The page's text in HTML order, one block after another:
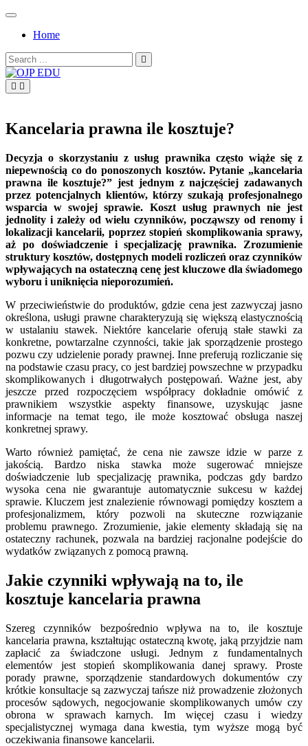
Skip
contentHome
Search
for:
Kancelaria prawna ile kosztuje?
Decyzja o skorzystaniu z usług prawnika często wiąże się z
niepewnością co do ponoszonych kosztów. Pytanie „kancelaria
prawna ile kosztuje?” jest jednym z najczęściej zadawanych
przez potencjalnych klientów, którzy szukają profesjonalnego
wsparcia w swojej sprawie. Koszt usług prawnych nie jest
jednolity i zależy od wielu czynników, począwszy od renomy i
lokalizacji kancelarii, poprzez stopień skomplikowania sprawy,
aż po doświadczenie i specjalizację prawnika. Zrozumienie
struktury kosztów, dostępnych modeli rozliczeń oraz czynników
wpływających na ostateczną cenę jest kluczowe dla świadomego
wyboru i uniknięcia nieporozumień.
W przeciwieństwie do produktów, gdzie cena jest zazwyczaj jasno
określona, usługi prawne charakteryzują się większą elastycznością
w ustalaniu stawek. Niektóre kancelarie oferują stałe stawki za
konkretne, powtarzalne czynności, takie jak sporządzenie prostego
pozwu czy udzielenie porady prawnej. Inne preferują rozliczanie się
na podstawie czasu pracy, co jest bardziej powszechne w przypadku
skomplikowanych i długotrwałych postępowań. Ważne jest, aby
jeszcze przed rozpoczęciem współpracy dokładnie omówić z
prawnikiem wszystkie aspekty finansowe, uzyskując jasne
informacje na temat tego, ile może kosztować obsługa naszej
konkretnej sprawy.
Warto również pamiętać, że cena nie zawsze idzie w parze z
jakością. Bardzo niska stawka może sugerować mniejsze
doświadczenie lub specjalizację prawnika, podczas gdy bardzo
wysoka cena nie gwarantuje automatycznie sukcesu w każdej
sprawie. Kluczem jest znalezienie równowagi pomiędzy kosztem a
profesjonalizmem, który pozwoli na skuteczne rozwiązanie
problemu prawnego. Zrozumienie, jakie elementy składają się na
ostateczny rachunek, pozwala na bardziej racjonalne podejście do
wydatków związanych z pomocą prawną.
Jakie czynniki wpływają na to, ile
kosztuje kancelaria prawna
Szereg czynników bezpośrednio wpływa na to, ile kosztuje
kancelaria prawna, kształtując ostateczną kwotę, jaką przyjdzie nam
zapłacić za świadczone usługi. Jednym z fundamentalnych
elementów jest stopień skomplikowania danej sprawy. Proste
porady prawne, sporządzenie standardowych dokumentów czy
krótkie konsultacje są zazwyczaj tańsze niż prowadzenie złożonych
procesów sądowych, negocjowanie skomplikowanych umów czy
obrona w sprawach karnych. Im więcej czasu i wiedzy
specjalistycznej wymaga dana kwestia, tym wyższe mogą być
oczekiwania finansowe kancelarii.